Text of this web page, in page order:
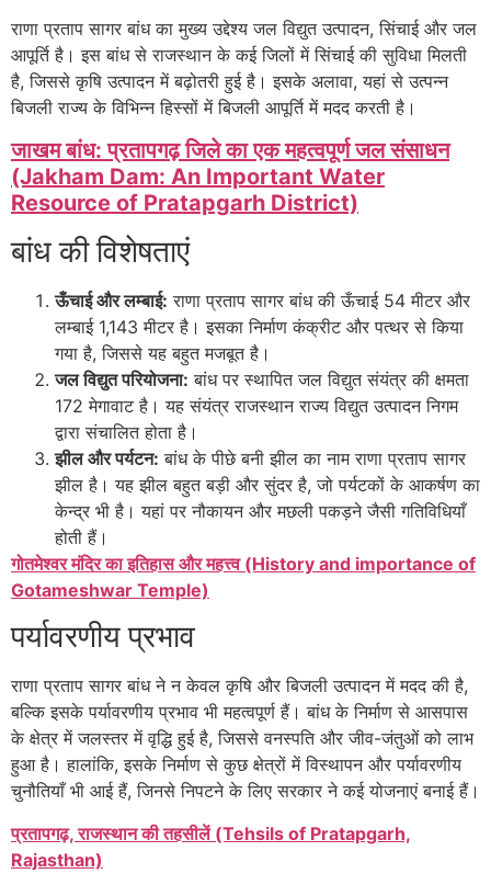
राणा प्रताप सागर बांध का मुख्य उद्देश्य जल विद्युत उत्पादन, सिंचाई और जल
आपूर्ति है। इस बांध से राजस्थान के कई जिलों में सिंचाई की सुविधा मिलती
है, जिससे कृषि उत्पादन में बढ़ोतरी हुई है। इसके अलावा, यहां से उत्पन्न
बिजली राज्य के विभिन्न हिस्सों में बिजली आपूर्ति में मदद करती है।
जाखम बांध: प्रतापगढ़ जिले का एक महत्वपूर्ण जल संसाधन
(Jakham Dam: An Important Water
Resource of Pratapgarh District)
बांध की विशेषताएं
ऊँचाई और लम्बाई: राणा प्रताप सागर बांध की ऊँचाई 54 मीटर और
लम्बाई 1,143 मीटर है। इसका निर्माण कंक्रीट और पत्थर से किया
गया है, जिससे यह बहुत मजबूत है।
जल विद्युत परियोजना: बांध पर स्थापित जल विद्युत संयंत्र की क्षमता
172 मेगावाट है। यह संयंत्र राजस्थान राज्य विद्युत उत्पादन निगम
द्वारा संचालित होता है।
झील और पर्यटन: बांध के पीछे बनी झील का नाम राणा प्रताप सागर
झील है। यह झील बहुत बड़ी और सुंदर है, जो पर्यटकों के आकर्षण का
केन्द्र भी है। यहां पर नौकायन और मछली पकड़ने जैसी गतिविधियाँ
होती हैं।
गोतमेश्वर मंदिर का इतिहास और महत्त्व (History and importance of
Gotameshwar Temple)
पर्यावरणीय प्रभाव
राणा प्रताप सागर बांध ने न केवल कृषि और बिजली उत्पादन में मदद की है,
बल्कि इसके पर्यावरणीय प्रभाव भी महत्वपूर्ण हैं। बांध के निर्माण से आसपास
के क्षेत्र में जलस्तर में वृद्धि हुई है, जिससे वनस्पति और जीव-जंतुओं को लाभ
हुआ है। हालांकि, इसके निर्माण से कुछ क्षेत्रों में विस्थापन और पर्यावरणीय
चुनौतियाँ भी आई हैं, जिनसे निपटने के लिए सरकार ने कई योजनाएं बनाई हैं।
प्रतापगढ़, राजस्थान की तहसीलें (Tehsils of Pratapgarh,
Rajasthan)